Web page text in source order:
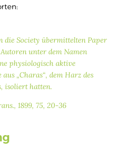
die Society übermittelten Paper
unter dem Namen
physiologisch aktive
aus „Charas“, dem Harz des
isoliert hatten.
1899, 75, 20-36